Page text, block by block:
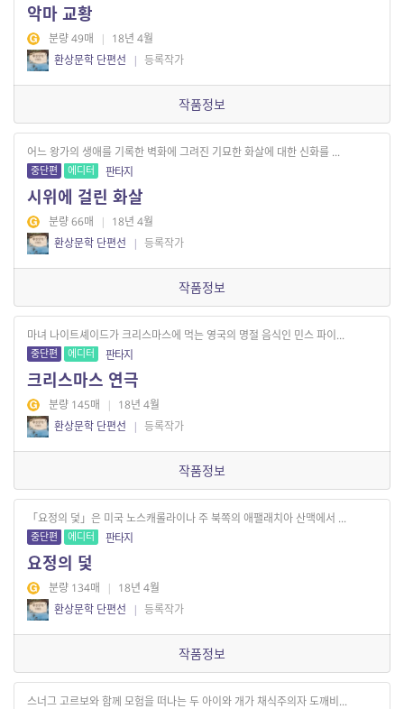
악마 교황
분량 49매 | 18년 4월
환상문학 단편선
| 등록작가
작품정보
어느 왕가의 생애를 기록한 벽화에 그려진 기묘한 화살에 대한 신화를 ...
중단편 에디터 판타지
시위에 걸린 화살
분량 66매 | 18년 4월
환상문학 단편선
| 등록작가
작품정보
마녀 나이트셰이드가 크리스마스에 먹는 영국의 명절 음식인 민스 파이...
중단편 에디터 판타지
크리스마스 연극
분량 145매 | 18년 4월
환상문학 단편선
| 등록작가
작품정보
「요정의 덫」은 미국 노스캐롤라이나 주 북쪽의 애팰래치아 산맥에서 ...
중단편 에디터 판타지
요정의 덫
분량 134매 | 18년 4월
환상문학 단편선
| 등록작가
작품정보
스너그 고르보와 함께 모험을 떠나는 두 아이와 개가 채식주의자 도깨비...